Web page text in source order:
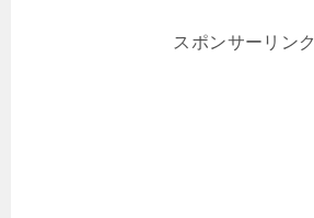
スポンサーリンク